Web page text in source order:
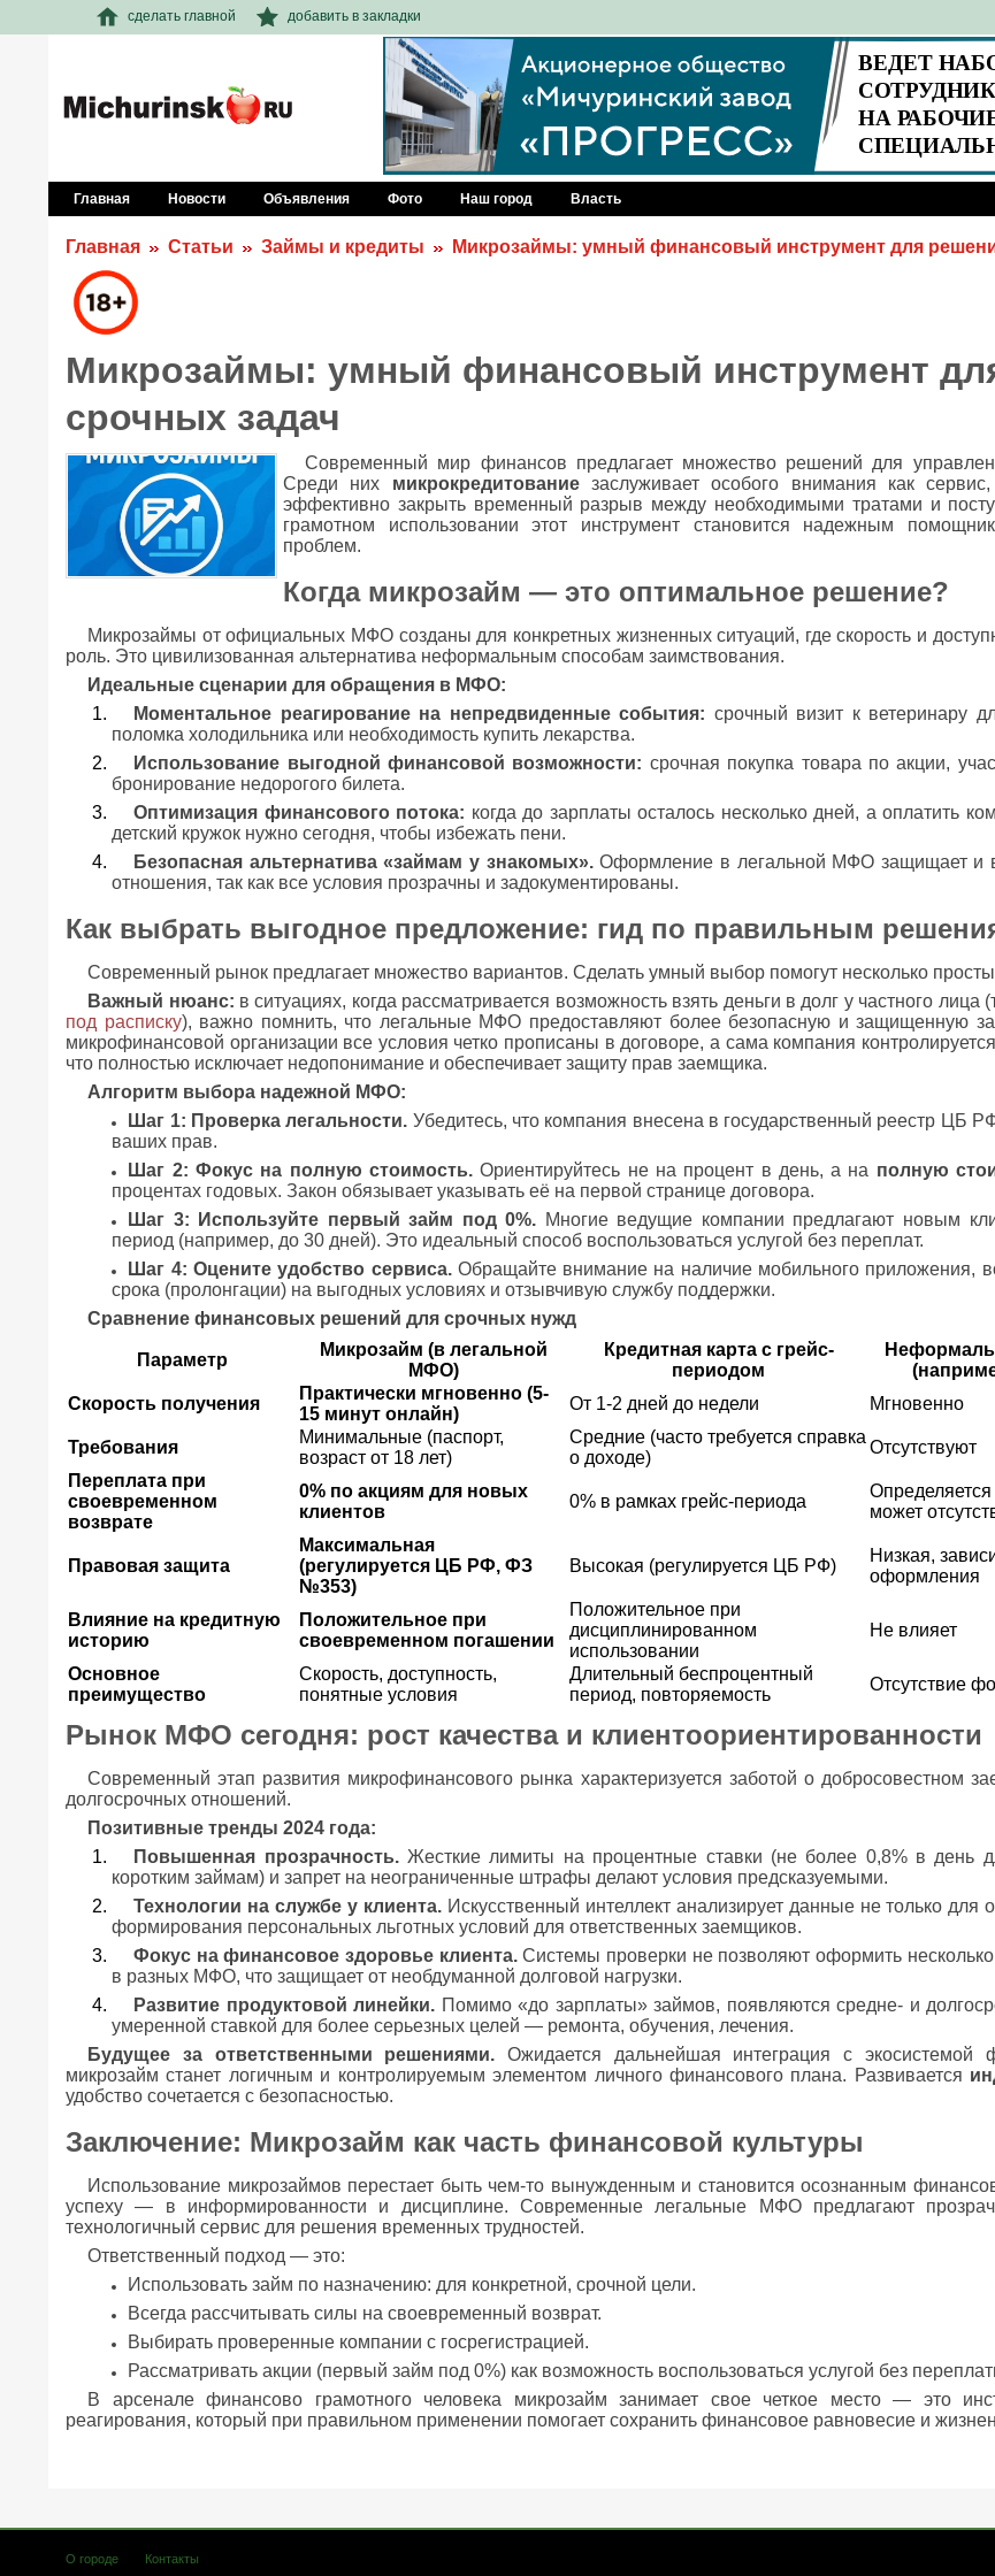
сделать главной добавить в закладки
Главная Новости Объявления Фото Наш город Власть
Главная Статьи Займы и кредиты Микрозаймы: умный финансовый инструмент для
Микрозаймы: умный финансовый инструмент
срочных задач
Современный мир финансов предлагает множество решений для
Среди них микрокредитованиезаслуживает особого внимания как
эффективно закрыть временный разрыв между необходимыми тратами и
грамотном использовании этот инструмент становится надежным
проблем.
Когда микрозайм — это оптимальное решение?
Микрозаймы от официальных МФО созданы для конкретных жизненных ситуаций, где скорость и
роль. Это цивилизованная альтернатива неформальным способам заимствования.
Идеальные сценарии для обращения в МФО:
Моментальное реагирование на непредвиденные события: срочный визит к ветеринару
поломка холодильника или необходимость купить лекарства.
Использование выгодной финансовой возможности: срочная покупка товара по акции,
бронирование недорогого билета.
Оптимизация финансового потока: когда до зарплаты осталось несколько дней, а оплатить
детский кружок нужно сегодня, чтобы избежать пени.
Безопасная альтернатива «займам у знакомых».Оформление в легальной МФО защищает и
отношения, так как все условия прозрачны и задокументированы.
Как выбрать выгодное предложение: гид по правильным
Современный рынок предлагает множество вариантов. Сделать умный выбор помогут несколько
Важный нюанс: в ситуациях, когда рассматривается возможность взять деньги в долг у частного
под расписку), важно помнить, что легальные МФО предоставляют более безопасную и защищенную
микрофинансовой организации все условия четко прописаны в договоре, а сама компания
что полностью исключает недопонимание и обеспечивает защиту прав заемщика.
Алгоритм выбора надежной МФО:
Шаг 1: Проверка легальности. Убедитесь, что компания внесена в государственный реестр ЦБ
ваших прав.
Шаг 2: Фокус на полную стоимость.Ориентируйтесь не на процент в день, а на полную
процентах годовых. Закон обязывает указывать её на первой странице договора.
Шаг 3: Используйте первый займ под 0%. Многие ведущие компании предлагают новым
период (например, до 30 дней). Это идеальный способ воспользоваться услугой без переплат.
Шаг 4: Оцените удобство сервиса.Обращайте внимание на наличие мобильного приложения,
срока (пролонгации) на выгодных условиях и отзывчивую службу поддержки.
Сравнение финансовых решений для срочных нужд
Параметр
Микрозайм (в легальной
МФО)
Кредитная карта с грейс-
периодом
Скорость получения
Практически мгновенно (5-
15 минут онлайн)
От 1-2 дней до недели Мгновенно
Требования
Минимальные (паспорт,
возраст от 18 лет)
Средние (часто требуется справка
о доходе)
Отсутствуют
Переплата при
своевременном
возврате
0% по акциям для новых
клиентов
0% в рамках грейс-периода
может
Правовая защита
Максимальная
(регулируется ЦБ РФ, ФЗ
№353)
Высокая (регулируется ЦБ РФ)
Низкая,
оформления
Влияние на кредитную
историю
Положительное при
своевременном погашении
Положительное при
дисциплинированном
использовании
Не влияет
Основное
преимущество
Скорость, доступность,
понятные условия
Длительный беспроцентный
период, повторяемость
Отсутствие
Рынок МФО сегодня: рост качества и клиентоориентированности
Современный этап развития микрофинансового рынка характеризуется заботой о добросовестном
долгосрочных отношений.
Позитивные тренды 2024 года:
Повышенная прозрачность.Жесткие лимиты на процентные ставки (не более 0,8% в день
коротким займам) и запрет на неограниченные штрафы делают условия предсказуемыми.
Технологии на службе у клиента.Искусственный интеллект анализирует данные не только для
формирования персональных льготных условий для ответственных заемщиков.
Фокус на финансовое здоровье клиента.Системы проверки не позволяют оформить
в разных МФО, что защищает от необдуманной долговой нагрузки.
Развитие продуктовой линейки. Помимо «до зарплаты» займов, появляются средне- и
умеренной ставкой для более серьезных целей — ремонта, обучения, лечения.
Будущее за ответственными решениями. Ожидается дальнейшая интеграция с экосистемой
микрозайм станет логичным и контролируемым элементом личного финансового плана. Развивается
удобство сочетается с безопасностью.
Заключение: Микрозайм как часть финансовой культуры
Использование микрозаймов перестает быть чем-то вынужденным и становится осознанным
успеху — в информированности и дисциплине. Современные легальные МФО предлагают
технологичный сервис для решения временных трудностей.
Ответственный подход — это:
Использовать займ по назначению: для конкретной, срочной цели.
Всегда рассчитывать силы на своевременный возврат.
Выбирать проверенные компании с госрегистрацией.
Рассматривать акции (первый займ под 0%) как возможность воспользоваться услугой без
В арсенале финансово грамотного человека микрозайм занимает свое четкое место — это
реагирования, который при правильном применении помогает сохранить финансовое равновесие и
О городе Контакты